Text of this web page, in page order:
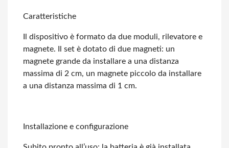
Caratteristiche
Il dispositivo è formato da due moduli, rilevatore e
magnete. Il set è dotato di due magneti: un
magnete grande da installare a una distanza
massima di 2 cm, un magnete piccolo da installare
a una distanza massima di 1 cm.
Installazione e configurazione